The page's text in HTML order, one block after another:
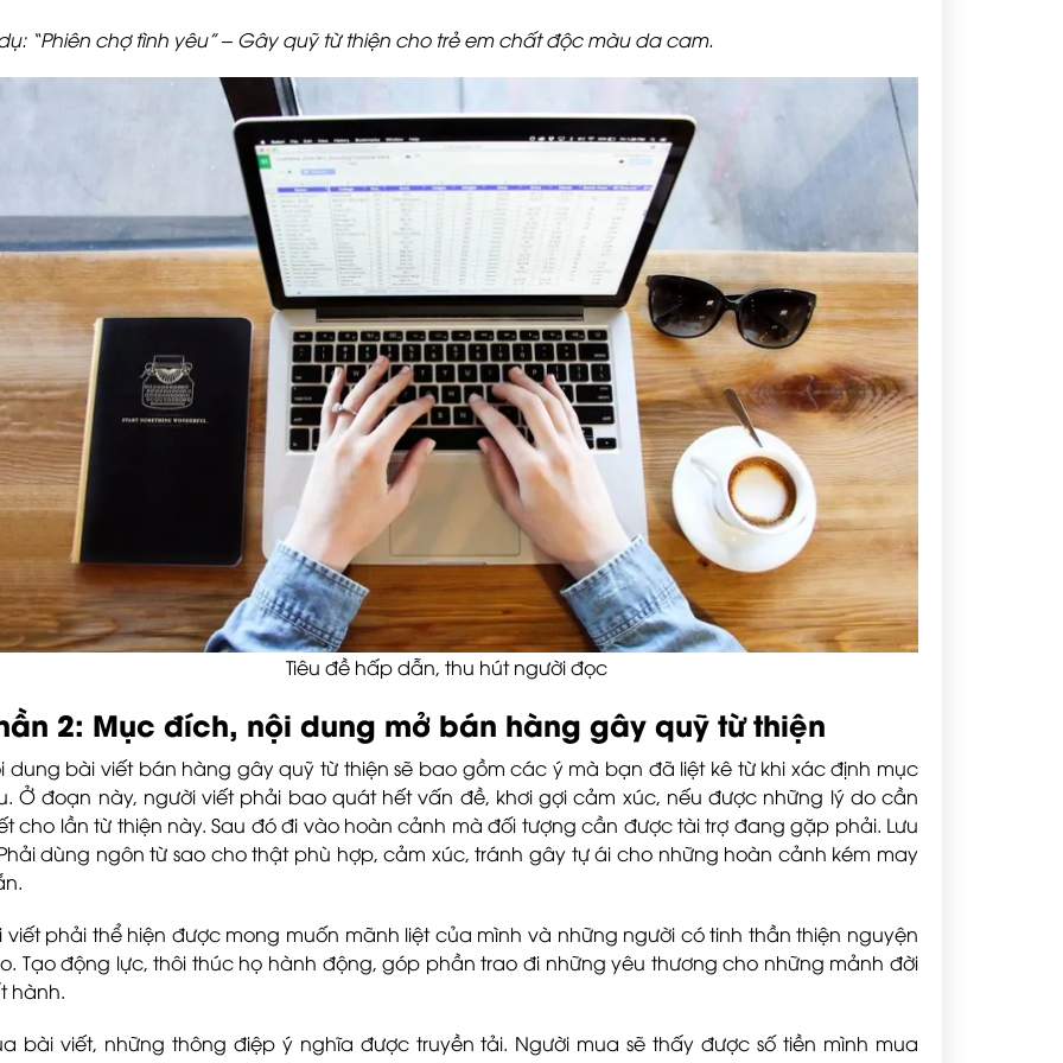
“Phiên chợ tình yêu” – Gây quỹ từ thiện cho trẻ em chất độc màu da cam.
Tiêu đề hấp dẫn, thu hút người đọc
2: Mục đích, nội dung mở bán hàng gây quỹ từ thiện
dung bài viết bán hàng gây quỹ từ thiện sẽ bao gồm các ý mà bạn đã liệt kê từ khi xác định mục
Ở đoạn này, người viết phải bao quát hết vấn đề, khơi gợi cảm xúc, nếu được những lý do cần
cho lần từ thiện này. Sau đó đi vào hoàn cảnh mà đối tượng cần được tài trợ đang gặp phải. Lưu
dùng ngôn từ sao cho thật phù hợp, cảm xúc, tránh gây tự ái cho những hoàn cảnh kém may
viết phải thể hiện được mong muốn mãnh liệt của mình và những người có tinh thần thiện nguyện
Tạo động lực, thôi thúc họ hành động, góp phần trao đi những yêu thương cho những mảnh đời
hành.
bài viết, những thông điệp ý nghĩa được truyền tải. Người mua sẽ thấy được số tiền mình mua